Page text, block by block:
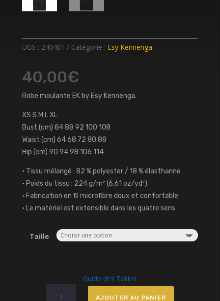
UGS : 240401 Catégorie : Esy Kennenga
40,00€
Robe moulante EK by Esy Kennenga.
XS S M L XL
Bust (cm) 84 88 92 100 108
Waist (cm) 64 68 72 80 88
Hip (cm) 90 94 98 106 114
• Tissu mélangé : 82 % polyester / 18 % élasthanne
• Poids du tissu : 224 g/m² (6,61 oz/yd²)
• Fabrication en fil microfibre doux et confortable
• Le matériel est extensible dans les quatre sens
Taille
Guide des Tailles
AJOUTER AU PANIER